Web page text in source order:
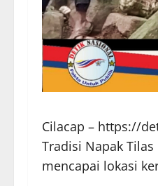
Cilacap – https://
Tradisi Napak
mencapai lokasi